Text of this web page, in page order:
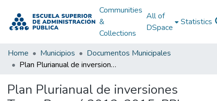
Communities
&
Collections
All of
DSpace
Statistics
Home Municipios
Documentos Municipales
Plan Plurianual de inversiones Tenza Boyacá 2012-2015: PPI Tenza Boyacá 2012-2015
Plan Plurianual de inversiones